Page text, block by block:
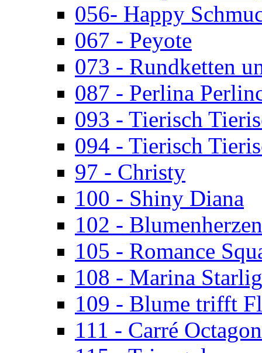
056- Happy
067 - Peyote
073 - Rundketten
087 - Perlina
093 - Tierisch
094 - Tierisch
97 - Christy
100 - Shiny Diana
102 - Blumenherzen
105 - Romance
108 - Marina
109 - Blume trifft
111 - Carré Octagon